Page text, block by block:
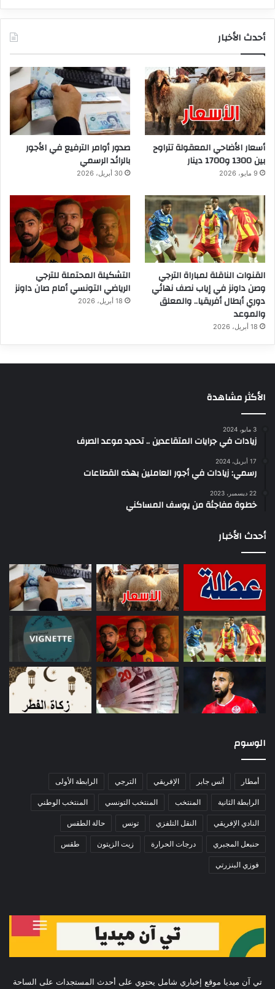
أحدث الأخبار
أسعار الأضاحي المعقولة تتراوح
بين 1300 و1700 دينار
9 مايو، 2026
صدور أوامر الترفيع في الأجور
بالرائد الرسمي
30 أبريل، 2026
القنوات الناقلة لمباراة الترجي
وصن داونز في إياب نصف نهائي
دوري أبطال أفريقيا.. والمعلق
والموعد
18 أبريل، 2026
التشكيلة المحتملة للترجي
الرياضي التونسي أمام صان داونز
18 أبريل، 2026
الأكثر مشاهدة
3 مايو، 2024
زيادات في جرايات المتقاعدين .. تحديد موعد الصرف
17 أبريل، 2024
رسمي: زيادات في أجور العاملين بهذه القطاعات
22 ديسمبر، 2023
خطوة مفاجئة من يوسف المساكني
أحدث الأخبار
الوسوم
أمطار أنس جابر الإفريقي الترجي الرابطة الأولى
الرابطة الثانية المنتخب المنتخب التونسي المنتخب الوطني
النادي الإفريقي النقل التلفزي تونس حالة الطقس
حنبعل المجبري درجات الحرارة زيت الزيتون طقس
فوزي البنزرتي
تي آن ميديا موقع إخباري شامل يحتوي على أحدث المستجدات على الساحة